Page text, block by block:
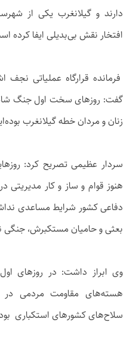
دارند و گیلانغرب یکی از
افتخار نقش بی‌بدیلی ایفا کرده
فرمانده قرارگاه عملیاتی
گفت: روزهای سخت اول جنگ
زنان و مردان خطه گیلانغرب
سردار عظیمی تصریح کرد:
هنوز قوام و ساز و کار
دفاعی کشور شرایط مساعدی
بعثی و حامیان مستکبرش، جنگی
وی ابراز داشت: در روزهای
هسته‌های مقاومت مردمی در
سلاح‌های کشورهای استکباری